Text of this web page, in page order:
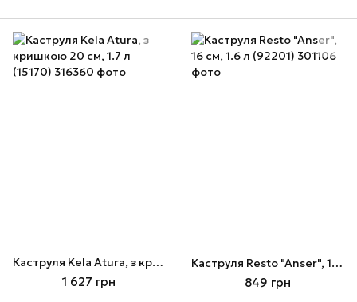
Каструля Kela Atura, з кришкою 20 см, 1.7 л (15170)
1 627 грн
Каструля Resto "Anser", 16 см, 1.6 л (92201)
849 грн